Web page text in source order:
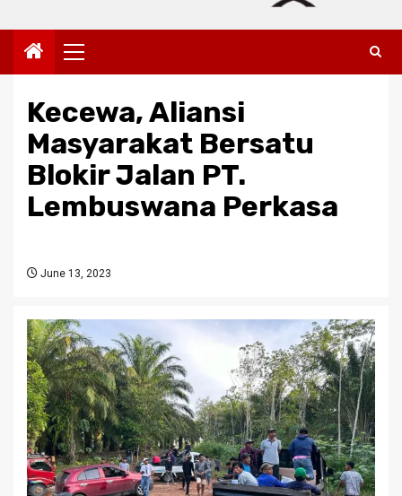
Primary
Menu
Kecewa, Aliansi
Masyarakat Bersatu
Blokir Jalan PT.
Lembuswana Perkasa
June 13, 2023